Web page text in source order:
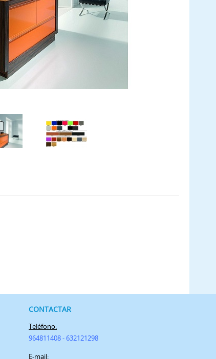
CONTACTAR
Teléfono:
964811408 - 632121298
E-mail: